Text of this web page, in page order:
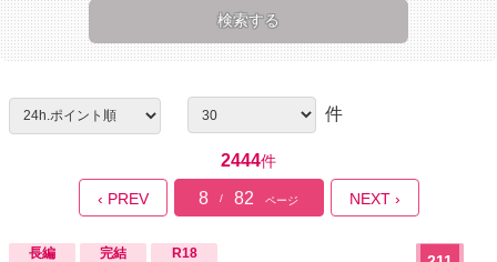
件
2444件
‹ PREV 8 / 82 ページ NEXT ›
長編 完結 R18